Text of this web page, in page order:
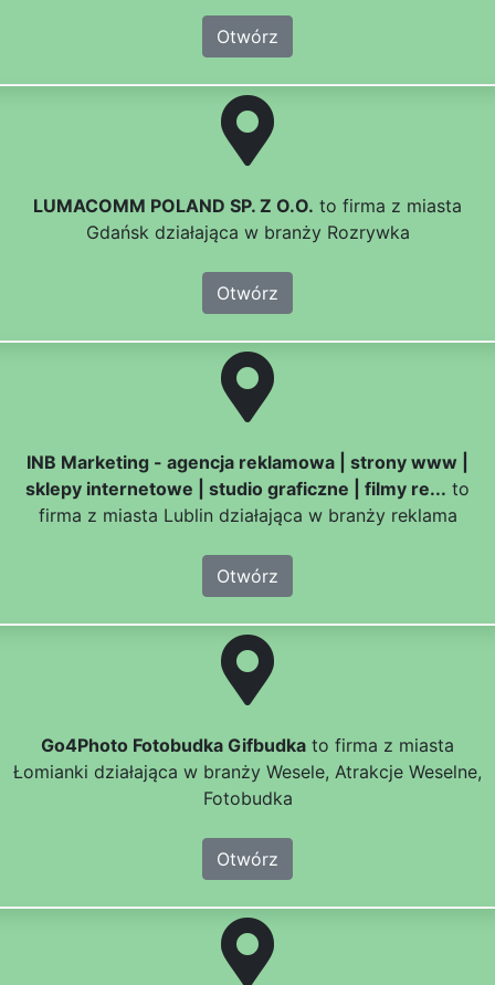
Otwórz
LUMACOMM POLAND SP. Z O.O. to firma z miasta
Gdańsk działająca w branży Rozrywka
Otwórz
INB Marketing - agencja reklamowa | strony www |
sklepy internetowe | studio graficzne | filmy re... to
firma z miasta Lublin działająca w branży reklama
Otwórz
Go4Photo Fotobudka Gifbudka to firma z miasta
Łomianki działająca w branży Wesele, Atrakcje Weselne,
Fotobudka
Otwórz